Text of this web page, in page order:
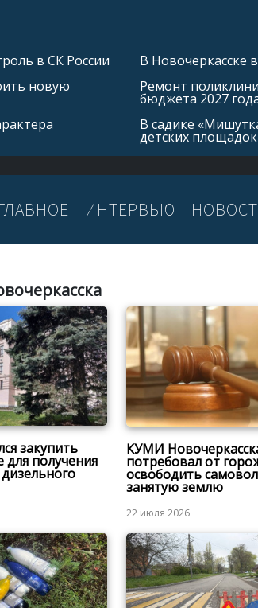
в СК России
новую
В Новочеркасске
Ремонт
бюджета 2027
В садике
детских площадок
ИНТЕРВЬЮ
закупить
для получения
КУМИ
потребовал от
освободить
занятую землю
22 июля 2026